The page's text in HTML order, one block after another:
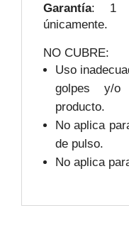
Garantía: 1
únicamente.
NO CUBRE:
Uso
golpes y/o
producto.
No aplica
de pulso.
No aplica